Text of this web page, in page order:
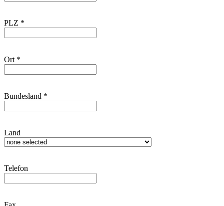
PLZ *
Ort *
Bundesland *
Land
Telefon